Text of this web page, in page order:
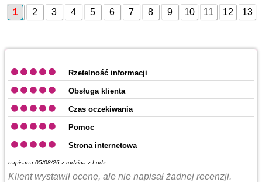
1 2 3 4 5 6 7 8 9 10 11 12 13
Rzetelność informacji
Obsługa klienta
Czas oczekiwania
Pomoc
Strona internetowa
napisana 05/08/26 z rodzina z Lodz
Klient wystawił ocenę, ale nie napisał żadnej recenzji.